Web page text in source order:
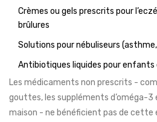
Crèmes ou gels prescrits pour
brûlures
Solutions pour nébuliseurs (asthme,
Antibiotiques liquides pour enfants
Les médicaments non prescrits -
gouttes, les suppléments d’oméga-3
maison - ne bénéficient pas de cette